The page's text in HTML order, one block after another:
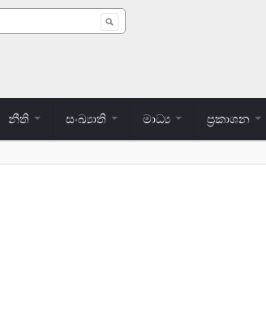
නීති සංඛ්‍යාති මාධ්‍ය ප්‍රකාශන